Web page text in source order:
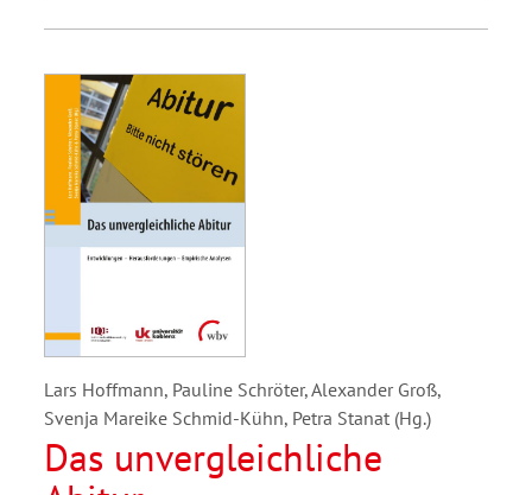
Lars Hoffmann, Pauline Schröter, Alexander Groß,
Svenja Mareike Schmid-Kühn, Petra Stanat (Hg.)
Das unvergleichliche